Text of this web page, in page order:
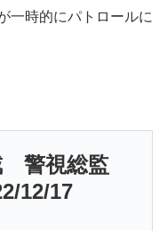
一時的にパトロールに
警視総監
12/17